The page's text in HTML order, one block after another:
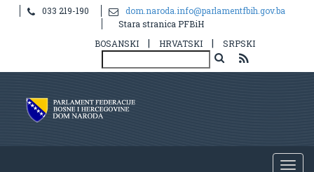
033 219-190
dom.naroda.info@parlamentfbih.gov.ba
Stara stranica PFBiH
BOSANSKI
| HRVATSKI | SRPSKI